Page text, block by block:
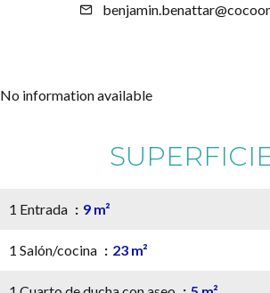
No information available
1 Entrada 9 m²
1 Salón/cocina 23 m²